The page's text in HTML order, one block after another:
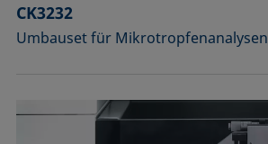
CK3232
Umbauset für Mikrotropfenanalysen